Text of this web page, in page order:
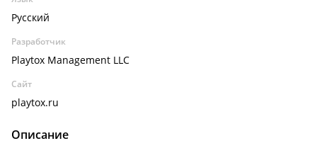
Русский
Разработчик
Playtox Management LLC
Сайт
playtox.ru
Описание